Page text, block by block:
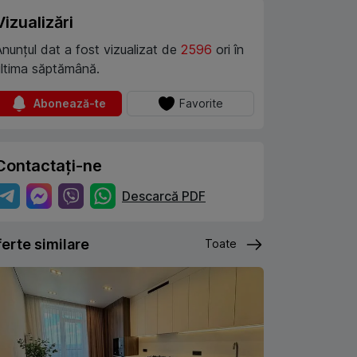
dat a fost vizualizat de 2596 ori în
săptămână.
Abonează-te Favorite
ne
Descarcă PDF
similare Toate